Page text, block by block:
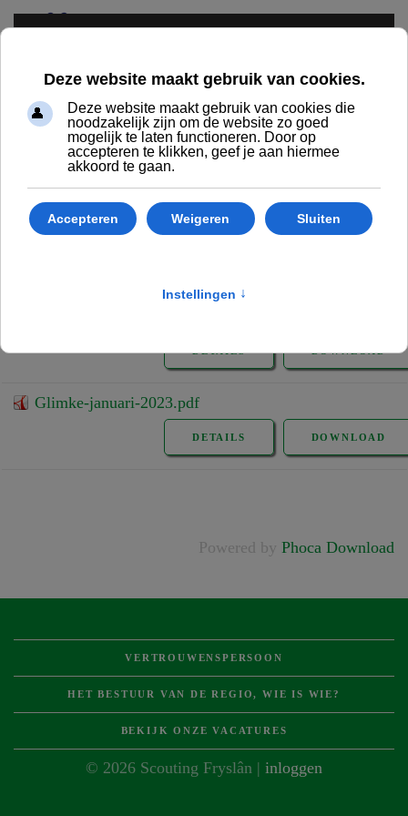
STARTPAGINA REGIO FRYSLAN
DOCUMENTEN
GLIMKE
GLIMKE 2023
GLIMKE
DOWNLOAD
DETAILS
Glimke-januari-2023.pdf
DOWNLOAD
DETAILS
Powered by Phoca Download
VERTROUWENSPERSOON
HET BESTUUR VAN DE REGIO, WIE IS WIE?
BEKIJK ONZE VACATURES
© 2026 Scouting Fryslân | inloggen